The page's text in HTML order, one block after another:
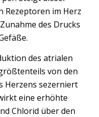
Rezeptoren im Herz
des Drucks
des atrialen
von den
Herzens sezerniert
eine erhöhte
Chlorid über den